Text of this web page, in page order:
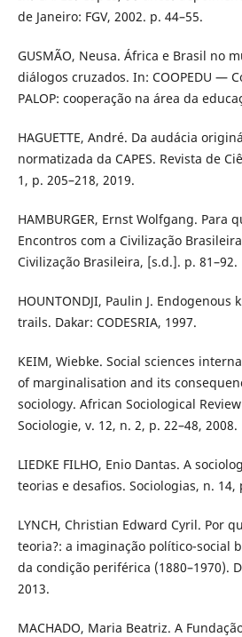
de Janeiro: FGV, 2002. p. 44–55.
GUSMÃO, Neusa. África e Brasil no
diálogos cruzados. In: COOPEDU —
PALOP: cooperação na área da
HAGUETTE, André. Da audácia
normatizada da CAPES. Revista de
1, p. 205–218, 2019.
HAMBURGER, Ernst Wolfgang. Para
Encontros com a Civilização
Civilização Brasileira, [s.d.]. p. 81–92.
HOUNTONDJI, Paulin J. Endogenous
trails. Dakar: CODESRIA, 1997.
KEIM, Wiebke. Social sciences
of marginalisation and its
sociology. African Sociological
Sociologie, v. 12, n. 2, p. 22–48, 2008.
LIEDKE FILHO, Enio Dantas. A
teorias e desafios. Sociologias, n. 14,
LYNCH, Christian Edward Cyril. Por
teoria?: a imaginação político-social
da condição periférica (1880–1970).
2013.
MACHADO, Maria Beatriz. A